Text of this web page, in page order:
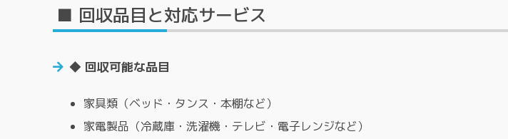
■ 回収品目と対応サービス
◆ 回収可能な品目
家具類（ベッド・タンス・本棚など）
家電製品（冷蔵庫・洗濯機・テレビ・電子レンジなど）